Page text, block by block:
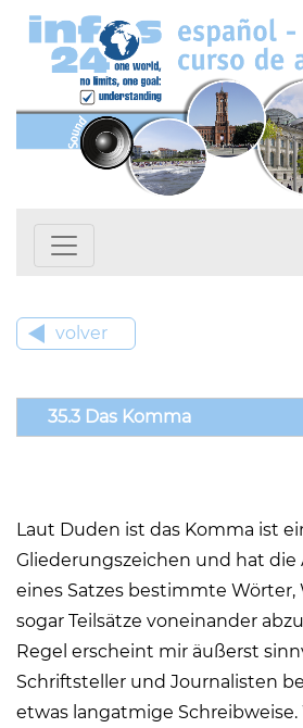
volver
35.3 Das Komma
Laut Duden ist das Komma ist
Gliederungszeichen und hat die
eines Satzes bestimmte
sogar Teilsätze voneinander
Regel erscheint mir äußerst
Schriftsteller und Journalisten
etwas langatmige Schreibweise.